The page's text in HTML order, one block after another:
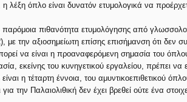
όπλο είναι δυνατόν ετυμολογικά να
πιθανότητα ετυμολόγησης από
με την αξιοσημείωτη επίσης επισήμανση ότι δεν
να είναι η προαναφερόμενη σημασία του
εκείνης του κυνηγετικού εργαλείου, πρέπει
η τέταρτη έννοια, του αμυντικοεπιθετικού
την Παλαιολιθική δεν έχει βρεθεί ούτε ένα